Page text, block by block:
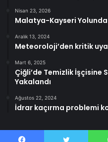
Nisan 23, 2026
Malatya-Kayseri
Aralık 13, 2024
Meteoroloji’den kritik
Mart 6, 2025
Çiğli’de Temizlik İşçisine
Yakalandı
Ağustos 22, 2024
İdrar kaçırma problemi